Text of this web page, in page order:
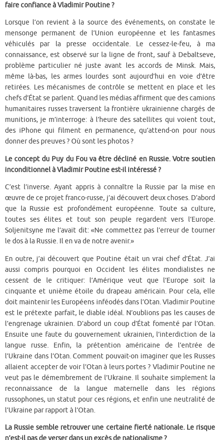
faire confiance à Vladimir Poutine ?
Lorsque l’on revient à la source des événements, on constate le
mensonge permanent de l’Union européenne et les fantasmes
véhiculés par la presse occidentale. Le cessez-le-feu, à ma
connaissance, est observé sur la ligne de front, sauf à Debaltseve,
problème particulier né juste avant les accords de Minsk. Mais,
même là-bas, les armes lourdes sont aujourd’hui en voie d’être
retirées. Les mécanismes de contrôle se mettent en place et les
chefs d’État se parlent. Quand les médias affirment que des camions
humanitaires russes traversent la frontière ukrainienne chargés de
munitions, je m’interroge: à l’heure des satellites qui voient tout,
des iPhone qui filment en permanence, qu’attend-on pour nous
donner des preuves ? Où sont les photos ?
Le concept du Puy du Fou va être décliné en Russie. Votre soutien
inconditionnel à Vladimir Poutine est-il intéressé ?
C’est l’inverse. Ayant appris à connaître la Russie par la mise en
œuvre de ce projet franco-russe, j’ai découvert deux choses. D’abord
que la Russie est profondément européenne. Toute sa culture,
toutes ses élites et tout son peuple regardent vers l’Europe.
Soljenitsyne me l’avait dit: «Ne commettez pas l’erreur de tourner
le dos à la Russie. Il en va de notre avenir.»
En outre, j’ai découvert que Poutine était un vrai chef d’État. J’ai
aussi compris pourquoi en Occident les élites mondialistes ne
cessent de le critiquer: l’Amérique veut que l’Europe soit la
cinquante et unième étoile du drapeau américain. Pour cela, elle
doit maintenir les Européens inféodés dans l’Otan. Vladimir Poutine
est le prétexte parfait, le diable idéal. N’oublions pas les causes de
l’engrenage ukrainien. D’abord un coup d’État fomenté par l’Otan.
Ensuite une faute du gouvernement ukrainien, l’interdiction de la
langue russe. Enfin, la prétention américaine de l’entrée de
l’Ukraine dans l’Otan. Comment pouvait-on imaginer que les Russes
allaient accepter de voir l’Otan à leurs portes ? Vladimir Poutine ne
veut pas le démembrement de l’Ukraine. Il souhaite simplement la
reconnaissance de la langue maternelle dans les régions
russophones, un statut pour ces régions, et enfin une neutralité de
l’Ukraine par rapport à l’Otan.
La Russie semble retrouver une certaine fierté nationale. Le risque